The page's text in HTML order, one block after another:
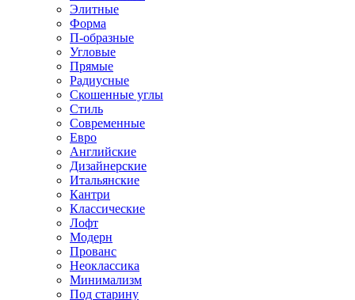
Элитные
Форма
П-образные
Угловые
Прямые
Радиусные
Скошенные углы
Стиль
Современные
Евро
Английские
Дизайнерские
Итальянские
Кантри
Классические
Лофт
Модерн
Прованс
Неоклассика
Минимализм
Под старину